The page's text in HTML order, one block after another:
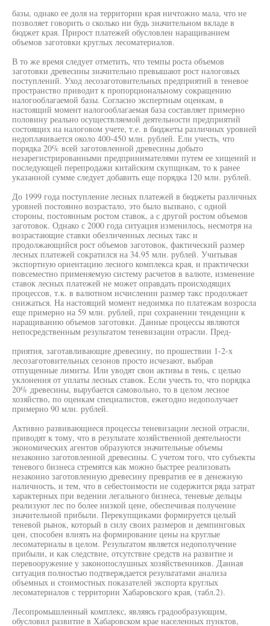
базы, однако ее доля на территории края ничтожно мала, что не
позволяет говорить о сколько ни будь значительном вкладе в
бюджет края. Прирост платежей обусловлен наращиванием
объемов заготовки круглых лесоматериалов.
В то же время следует отметить, что темпы роста объемов
заготовки древесины значительно превышают рост налоговых
поступлений. Уход лесозаготовительных предприятий в теневое
пространство приводит к пропорциональному сокращению
налогооблагаемой базы. Согласно экспертным оценкам, в
настоящий момент налогооблагаемая база составляет примерно
половину реально осуществляемой деятельности предприятий
состоящих на налоговом учете, т.е. в бюджеты различных уровней
недоплачивается около 400-450 млн. рублей. Ели учесть, что
порядка 20% всей заготовленной древесины добыто
незарегистрированными предпринимателями путем ее хищений и
последующей перепродажи китайским скупщикам, то к ранее
указанной сумме следует добавить еще порядка 120 млн. рублей.
До 1999 года поступление лесных платежей в бюджеты различных
уровней постоянно возрастало, это было вызвано, с одной
стороны, постоянным ростом ставок, а с другой ростом объемов
заготовок. Однако с 2000 года ситуация изменилось, несмотря на
возрастающие ставки обезличенных лесных такс и
продолжающийся рост объемов заготовок, фактический размер
лесных платежей сократился на 34.95 млн. рублей. Учитывая
экспортную ориентацию лесного комплекса края, и практически
повсеместно применяемую систему расчетов в валюте, изменение
ставок лесных платежей не может оправдать происходящих
процессов, т.к. в валютном исчислении размер такс продолжает
снижаться. На настоящий момент недоимка по платежам возросла
еще примерно на 59 млн. рублей, при сохранении тенденции к
наращиванию объемов заготовки. Данные процессы являются
непосредственным результатом теневизации отрасли. Пред-
приятия, заготавливающие древесину, по прошествии 1-2-х
лесозаготовительных сезонов просто исчезают, выбрав
отпущенные лимиты. Или уводят свои активы в тень, с целью
уклонения от уплаты лесных ставок. Если учесть то, что порядка
20% древесины, вырубается самовольно, то в целом лесное
хозяйство, по оценкам специалистов, ежегодно недополучает
примерно 90 млн. рублей.
Активно развивающиеся процессы теневизации лесной отрасли,
приводят к тому, что в результате хозяйственной деятельности
экономических агентов образуются значительные объемы
незаконно заготовленной древесины. С учетом того, что субъекты
теневого бизнеса стремятся как можно быстрее реализовать
незаконно заготовленную древесину превратив ее в денежную
наличность, и тем, что в себестоимости не содержится ряда затрат
характерных при ведении легального бизнеса, теневые дельцы
реализуют лес по более низкой цене, обеспечивая получение
значительной прибыли. Перекупщиками формируется целый
теневой рынок, который в силу своих размеров и демпинговых
цен, способен влиять на формирование цены на круглые
лесоматериалы в целом. Результатом является недополучение
прибыли, и как следствие, отсутствие средств на развитие и
перевооружение у законопослушных хозяйственников. Данная
ситуация полностью подтверждается результатами анализа
объемных и стоимостных показателей экспорта круглых
лесоматериалов с территории Хабаровского края, (табл.2).
Лесопромышленный комплекс, являясь градообразующим,
обусловил развитие в Хабаровском крае населенных пунктов,